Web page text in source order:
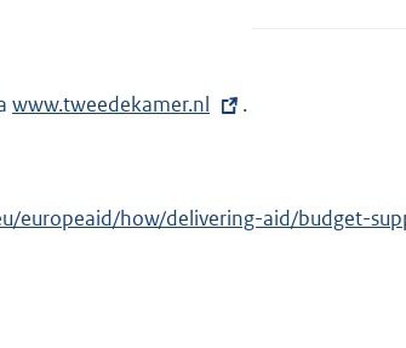
E
r
www.tweedekamer.nl .
europeaid/how/delivering-aid/budget-